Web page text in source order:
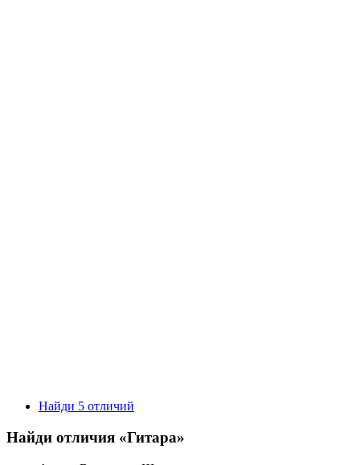
Найди 5 отличий
Найди отличия «Гитара»